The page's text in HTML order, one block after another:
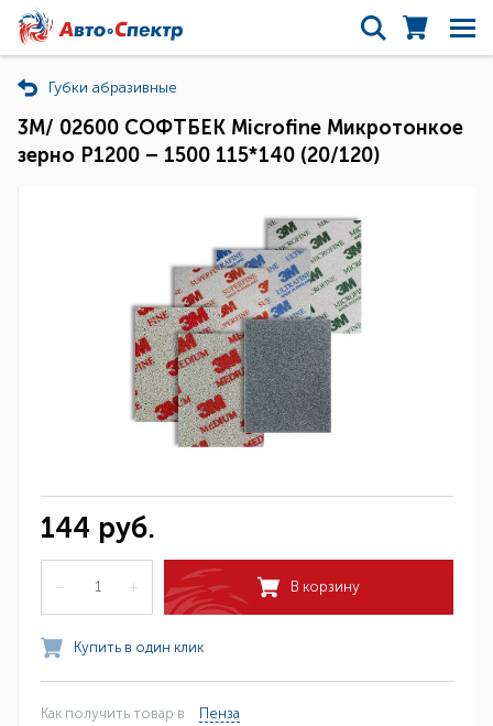
Губки абразивные
3M/ 02600 СОФТБЕК Microfine Микротонкое
зерно P1200 – 1500 115*140 (20/120)
144 руб.
– + В корзину
Купить в один клик
Как получить товар в Пенза